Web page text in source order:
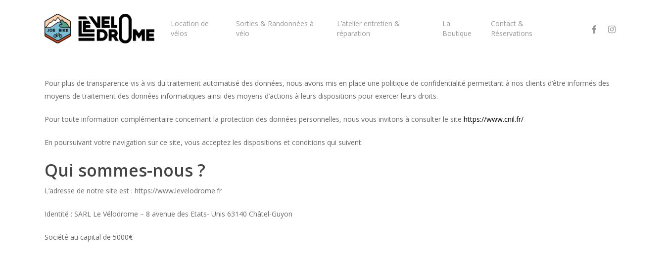
Location de
vélos
Sorties & Randonnées à
vélo
L’atelier entretien &
réparation
La
Boutique
Contact &
Réservations
facebookinstagram
Pour plus de transparence vis à vis du traitement automatisé des données, nous avons mis en place une politique de confidentialité permettant à nos clients d’être informés des
moyens de traitement des données informatiques ainsi des moyens d’actions à leurs dispositions pour exercer leurs droits.
Pour toute information complémentaire concernant la protection des données personnelles, nous vous invitons à consulter le sitehttps://www.cnil.fr/
En poursuivant votre navigation sur ce site, vous acceptez les dispositions et conditions qui suivent.
Qui sommes-nous ?
L’adresse de notre site est : https://www.levelodrome.fr
Identité : SARL Le Vélodrome – 8 avenue des Etats- Unis 63140 Châtel-Guyon
Société au capital de 5000€